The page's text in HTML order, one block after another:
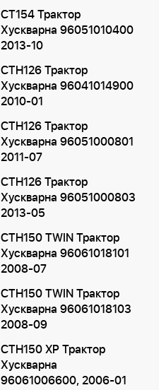
CT154 Трактор
Хускварна 96051010400
2013-10
CTH126 Трактор
Хускварна 96041014900
2010-01
CTH126 Трактор
Хускварна 96051000801
2011-07
CTH126 Трактор
Хускварна 96051000803
2013-05
CTH150 TWIN Трактор
Хускварна 96061018101
2008-07
CTH150 TWIN Трактор
Хускварна 96061018103
2008-09
CTH150 XP Трактор
Хускварна
96061006600, 2006-01